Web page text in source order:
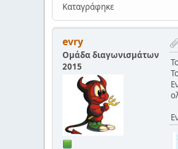
Καταγράφηκε
evry
Ομάδα διαγωνισμάτων
2015